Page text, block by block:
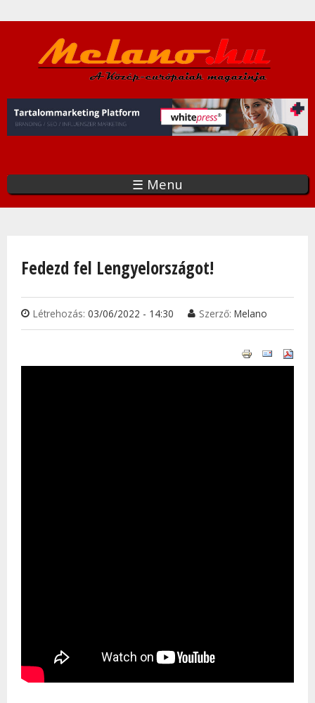
a
tartalomra
☰ Menu
Fedezd fel Lengyelországot!
Létrehozás: 03/06/2022 - 14:30 Szerző: Melano